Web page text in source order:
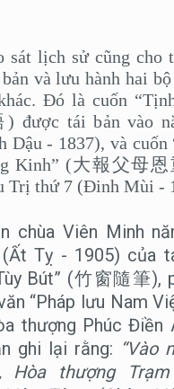
sát lịch sử cũng cho
và lưu hành hai
Đó là cuốn
được tái bản vào
Dậu - 1837), và cuốn
Kinh” (大報父母
Trị thứ 7 (Đinh Mùi -
chùa Viên Minh
Tỵ - 1905) của
Bút” (竹窗隨筆),
“Pháp lưu Nam
thượng Phúc Điền
ghi lại rằng: “Vào
Hòa thượng